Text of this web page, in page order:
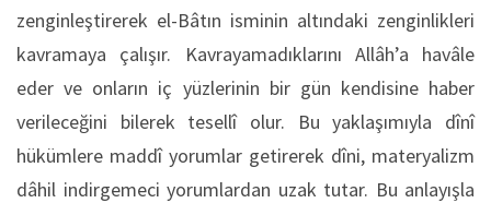
zenginleştirerek el-Bâtın isminin altındaki zenginlikleri
kavramaya çalışır. Kavrayamadıklarını Allâh’a havâle
eder ve onların iç yüzlerinin bir gün kendisine haber
verileceğini bilerek tesellî olur. Bu yaklaşımıyla dînî
hükümlere maddî yorumlar getirerek dîni, materyalizm
dâhil indirgemeci yorumlardan uzak tutar. Bu anlayışla